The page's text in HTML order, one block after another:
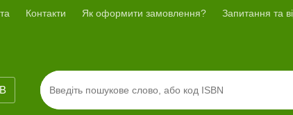
Контакти Як оформити замовлення? Запитання та